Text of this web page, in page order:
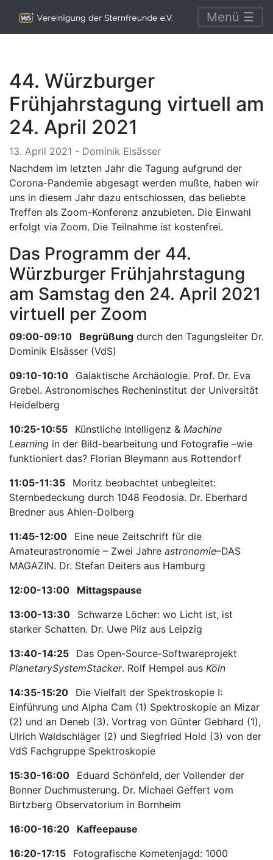
Menü ☰
44. Würzburger
Frühjahrstagung virtuell am
24. April 2021
13. April 2021 - Dominik Elsässer
Nachdem im letzten Jahr die Tagung aufgrund der
Corona-Pandemie abgesagt werden mußte, haben wir
uns in diesem Jahr dazu entschlossen, das beliebte
Treffen als Zoom-Konferenz anzubieten. Die Einwahl
erfolgt via Zoom. Die Teilnahme ist kostenfrei.
Das Programm der 44.
Würzburger Frühjahrstagung
am Samstag den 24. April 2021
virtuell per Zoom
09:00-09:10 Begrüßung durch den Tagungsleiter Dr.
Dominik Elsässer (VdS)
09:10-10:10 Galaktische Archäologie. Prof. Dr. Eva
Grebel. Astronomisches Recheninstitut der Universität
Heidelberg
10:25-10:55 Künstliche Intelligenz & Machine
Learning in der Bild-bearbeitung und Fotografie –wie
funktioniert das? Florian Bleymann aus Rottendorf
11:05-11:35 Moritz beobachtet unbegleitet:
Sternbedeckung durch 1048 Feodosia. Dr. Eberhard
Bredner aus Ahlen-Dolberg
11:45-12:00 Eine neue Zeitschrift für die
Amateurastronomie – Zwei Jahre astronomie–DAS
MAGAZIN. Dr. Stefan Deiters aus Hamburg
12:00-13:00 Mittagspause
13:00-13:30 Schwarze Löcher: wo Licht ist, ist
starker Schatten. Dr. Uwe Pilz aus Leipzig
13:40-14:25 Das Open-Source-Softwareprojekt
PlanetarySystemStacker. Rolf Hempel aus Köln
14:35-15:20 Die Vielfalt der Spektroskopie I:
Einführung und Alpha Cam (1) Spektroskopie an Mizar
(2) und an Deneb (3). Vortrag von Günter Gebhard (1),
Ulrich Waldschläger (2) und Siegfried Hold (3) von der
VdS Fachgruppe Spektroskopie
15:30-16:00 Eduard Schönfeld, der Vollender der
Bonner Duchmusterung. Dr. Michael Geffert vom
Birtzberg Observatorium in Bornheim
16:00-16:20 Kaffeepause
16:20-17:15 Fotografische Kometenjagd: 1000